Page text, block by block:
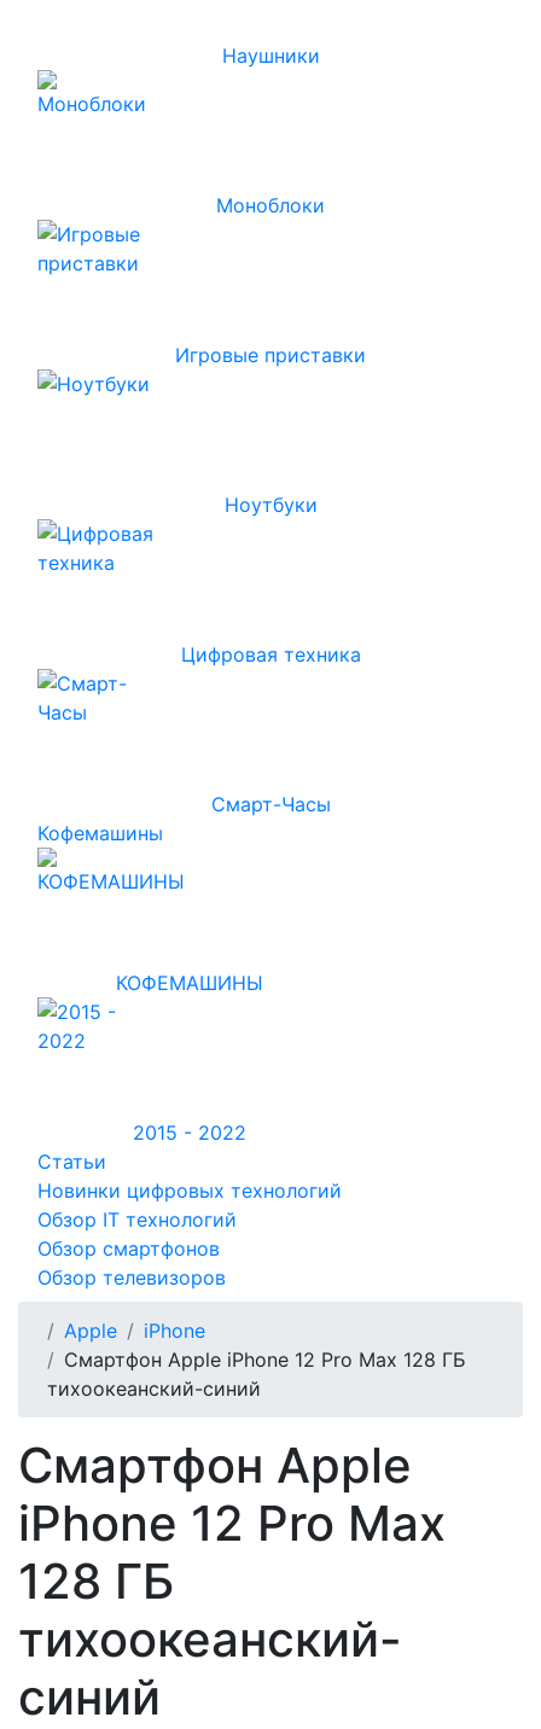
Наушники
Моноблоки
Игровые приставки
Ноутбуки
Цифровая техника
Смарт-Часы
Кофемашины
КОФЕМАШИНЫ
2015 - 2022
Статьи
Новинки цифровых технологий
Обзор IT технологий
Обзор смартфонов
Обзор телевизоров
Apple
iPhone
Смартфон Apple iPhone 12 Pro Max 128 ГБ
тихоокеанский-синий
Смартфон Apple
iPhone 12 Pro Max
128 ГБ
тихоокеанский-
синий